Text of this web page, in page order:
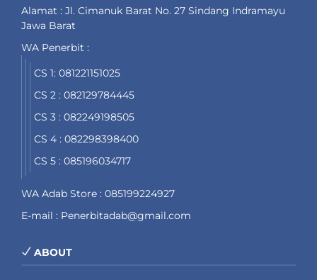
Alamat : Jl. Cimanuk Barat No. 27 Sindang Indramayu
Jawa Barat
WA Penerbit :
CS 1: 081221151025
CS 2 : 082129784445
CS 3 : 082249198505
CS 4 : 082298398400
CS 5 : 085196034717
WA Adab Store : 085199224927
E-mail : Penerbitadab@gmail.com
ABOUT